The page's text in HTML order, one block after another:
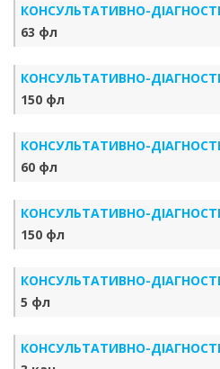
КОНСУЛЬТАТИВНО-
63 фл
КОНСУЛЬТАТИВНО-
150 фл
КОНСУЛЬТАТИВНО-
60 фл
КОНСУЛЬТАТИВНО-
150 фл
КОНСУЛЬТАТИВНО-
5 фл
КОНСУЛЬТАТИВНО-